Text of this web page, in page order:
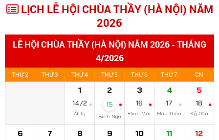
LỊCH LỄ HỘI CHÙA THẦY (HÀ NỘI) NĂM
2026
LỄ HỘI CHÙA THẦY (HÀ NỘI) NĂM 2026 - THÁNG
4/2026
THỨ 2 THỨ 3 THỨ 4 THỨ 5 THỨ 6 THỨ 7 CN
1
14/2
Ất Tỵ
2
15
Bính Ngọ
3
16
Đinh Mùi
4
17
Mậu Thân
5
18
Kỷ Dậu
6 7 8 9 10 11 12